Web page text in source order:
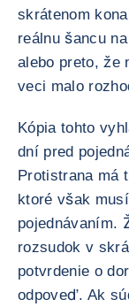
skrátenom
reálnu šancu
alebo preto, že
veci malo
Kópia tohto
dní pred
Protistrana má
ktoré však
pojednávaním.
rozsudok v
potvrdenie o
odpoveď. Ak